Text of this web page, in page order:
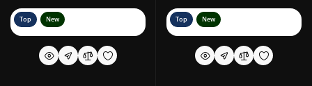
Top New Top New